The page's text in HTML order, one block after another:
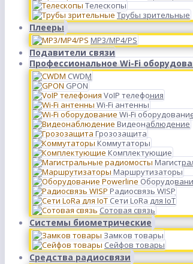
Телескопы
Трубы зрительные
Плееры
MP3/MP4/PS
Подавители связи
Профессиональное Wi-Fi
CWDM
GPON
VoIP телефония
Wi-Fi антенны
Wi-Fi
Видеонаблюдение
Грозозащита
Коммутаторы
Комплектующие
Маршрутизаторы
Радиосвязь WISP
Сети LoRa для IoT
Сотовая связь
Системы биометрические
Замков товары
Сейфов товары
Средства радиосвязи